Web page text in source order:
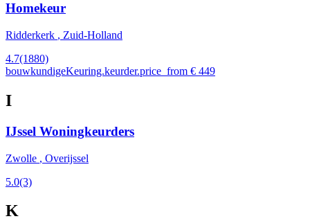
Homekeur
Ridderkerk , Zuid-Holland
4.7(1880)
bouwkundigeKeuring.keurder.price_from € 449
I
IJssel Woningkeurders
Zwolle , Overijssel
5.0(3)
K